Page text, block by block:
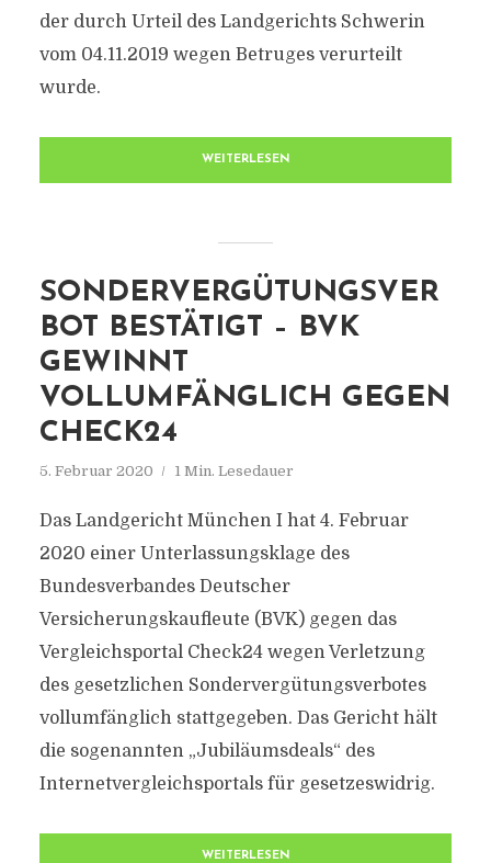
der durch Urteil des Landgerichts Schwerin
vom 04.11.2019 wegen Betruges verurteilt
wurde.
WEITERLESEN
SONDERVERGÜTUNGSVER
BOT BESTÄTIGT – BVK
GEWINNT
VOLLUMFÄNGLICH GEGEN
CHECK24
5. Februar 2020 1 Min. Lesedauer
Das Landgericht München I hat 4. Februar
2020 einer Unterlassungsklage des
Bundesverbandes Deutscher
Versicherungskaufleute (BVK) gegen das
Vergleichsportal Check24 wegen Verletzung
des gesetzlichen Sondervergütungsverbotes
vollumfänglich stattgegeben. Das Gericht hält
die sogenannten „Jubiläumsdeals“ des
Internetvergleichsportals für gesetzeswidrig.
WEITERLESEN